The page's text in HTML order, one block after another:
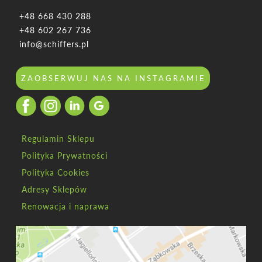
+48 668 430 288
+48 602 267 736
info@schiffers.pl
ZAOBSERWUJ NAS NA INSTAGRAMIE
Regulamin Sklepu
Polityka Prywatności
Polityka Cookies
Adresy Sklepów
Renowacja i naprawa